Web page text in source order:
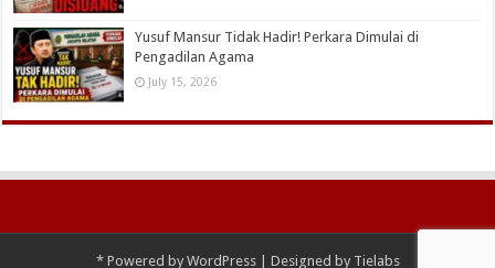
Yusuf Mansur Tidak Hadir! Perkara Dimulai di
Pengadilan Agama
July 15, 2026
*Powered by WordPress| Designed by Tielabs